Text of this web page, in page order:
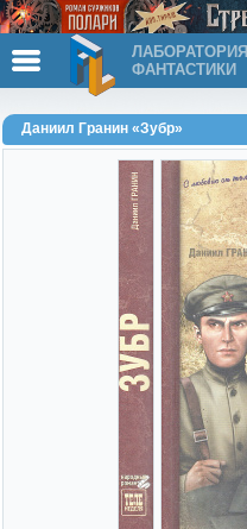
ЛАБОРАТОРИЯ
ФАНТАСТИКИ
Даниил Гранин «Зубр»